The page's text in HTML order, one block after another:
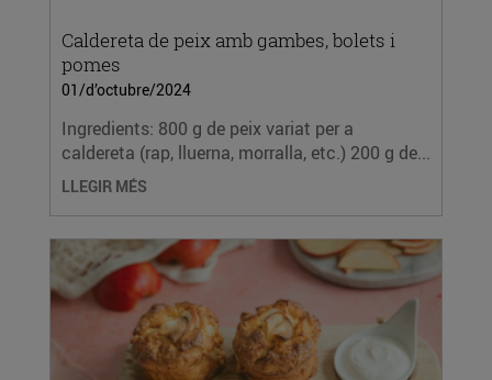
Caldereta de peix amb gambes, bolets i
pomes
01/d’octubre/2024
Ingredients: 800 g de peix variat per a
caldereta (rap, lluerna, morralla, etc.) 200 g de...
LLEGIR MÉS